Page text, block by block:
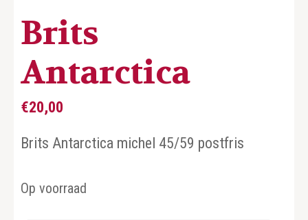
Brits
Antarctica
€20,00
Brits Antarctica michel 45/59 postfris
Op voorraad